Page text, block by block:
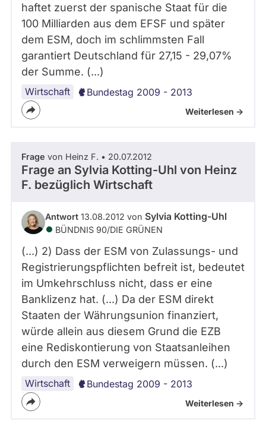
haftet zuerst der spanische Staat für die
100 Milliarden aus dem EFSF und später
dem ESM, doch im schlimmsten Fall
garantiert Deutschland für 27,15 - 29,07%
der Summe. (...)
Wirtschaft Bundestag 2009 - 2013
Weiterlesen ->
Frage von Heinz F. • 20.07.2012
Frage an Sylvia Kotting-Uhl von Heinz
F. bezüglich Wirtschaft
Antwort 13.08.2012 von Sylvia Kotting-Uhl
BÜNDNIS 90/­DIE GRÜNEN
(...) 2) Dass der ESM von Zulassungs- und
Registrierungspflichten befreit ist, bedeutet
im Umkehrschluss nicht, dass er eine
Banklizenz hat. (...) Da der ESM direkt
Staaten der Währungsunion finanziert,
würde allein aus diesem Grund die EZB
eine Rediskontierung von Staatsanleihen
durch den ESM verweigern müssen. (...)
Wirtschaft Bundestag 2009 - 2013
Weiterlesen ->